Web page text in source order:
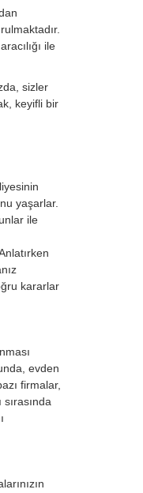
ile
sizler
keyifli bir
yaşarlar.
ile
kararlar
evden
firmalar,